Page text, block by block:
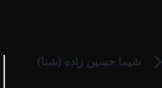
شیما حسین زاده (شنا)